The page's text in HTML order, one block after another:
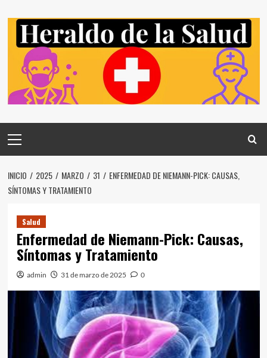
contenido
principal
INICIO 2025 MARZO 31
ENFERMEDAD DE NIEMANN-PICK: CAUSAS,
SÍNTOMAS Y TRATAMIENTO
Salud
Enfermedad de Niemann-Pick: Causas,
Síntomas y Tratamiento
admin 31 de marzo de 2025 0